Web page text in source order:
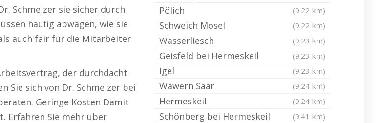
Schmelzer sie sicher durch
häufig abwägen, wie sie
auch fair für die Mitarbeiter
der durchdacht
Sie sich von Dr. Schmelzer bei
Geringe Kosten Damit
Erfahren Sie mehr über
Pölich (9.22 km)
Schweich Mosel (9.22 km)
Wasserliesch (9.23 km)
Geisfeld bei Hermeskeil (9.23 km)
Igel (9.23 km)
Wawern Saar (9.24 km)
Hermeskeil (9.24 km)
Schönberg bei Hermeskeil (9.41 km)